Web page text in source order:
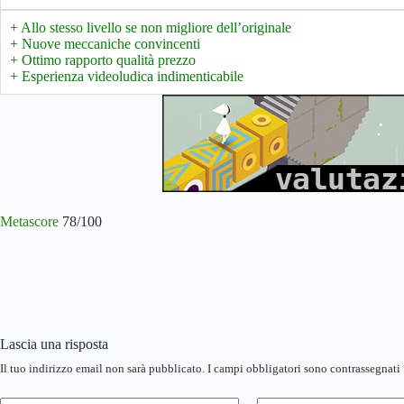
+ Allo stesso livello se non migliore dell’originale
+ Nuove meccaniche convincenti
+ Ottimo rapporto qualità prezzo
+ Esperienza videoludica indimenticabile
Metascore 78/100
Lascia una risposta
Il tuo indirizzo email non sarà pubblicato. I campi obbligatori sono contrassegnati